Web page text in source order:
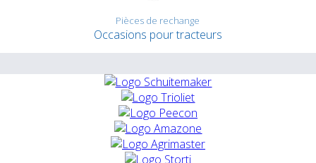
Pièces de rechange
Occasions pour tracteurs